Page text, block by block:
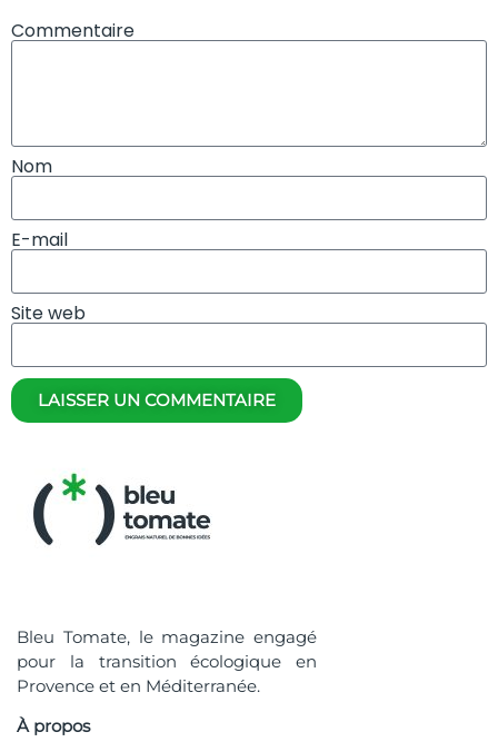
Commentaire
Nom
E-mail
Site web
LAISSER UN COMMENTAIRE
Bleu Tomate, le magazine engagé
pour la transition écologique en
Provence et en Méditerranée.
À propos